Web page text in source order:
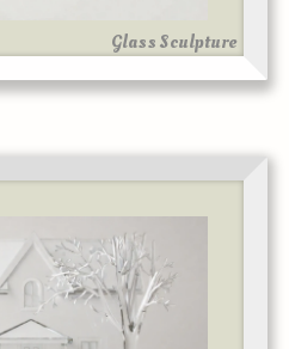
Glass Sculpture